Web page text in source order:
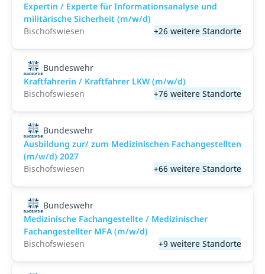
Expertin / Experte für Informationsanalyse und
militärische Sicherheit (m/w/d)
Bischofswiesen
+26 weitere Standorte
Bundeswehr
Kraftfahrerin / Kraftfahrer LKW (m/w/d)
Bischofswiesen
+76 weitere Standorte
Bundeswehr
Ausbildung zur/ zum Medizinischen Fachangestellten
(m/w/d) 2027
Bischofswiesen
+66 weitere Standorte
Bundeswehr
Medizinische Fachangestellte / Medizinischer
Fachangestellter MFA (m/w/d)
Bischofswiesen
+9 weitere Standorte